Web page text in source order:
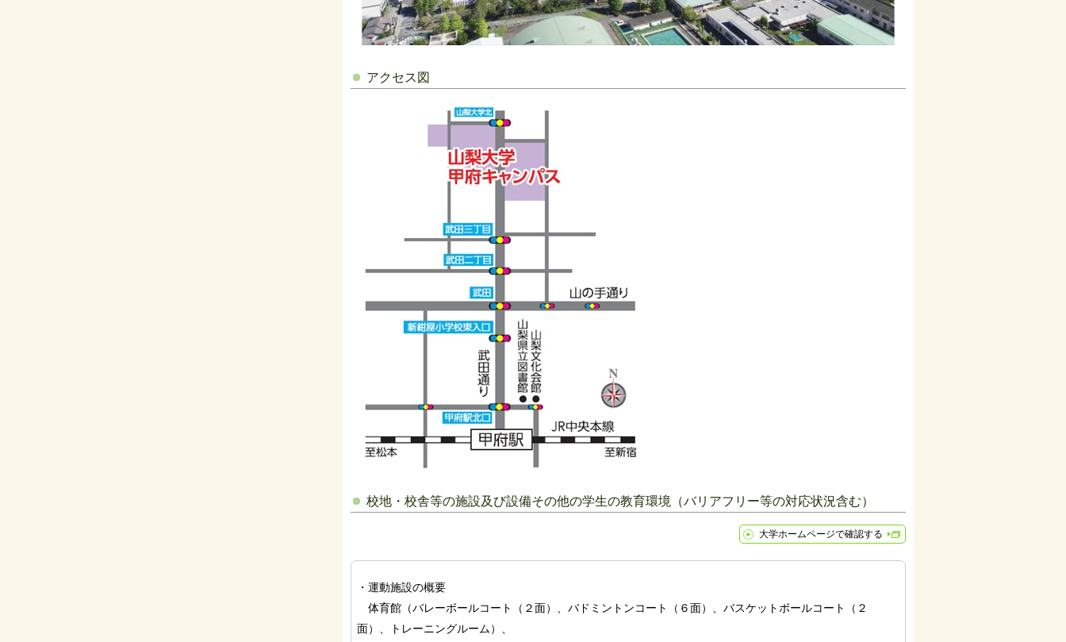
アクセス図
校地・校舎等の施設及び設備その他の学生の教育環境（バリアフリー等の対応状況含む）
大学ホームページで確認する
・運動施設の概要
体育館（バレーボールコート（２面）、バドミントンコート（６面）、バスケットボールコート（２
面）、トレーニングルーム）、